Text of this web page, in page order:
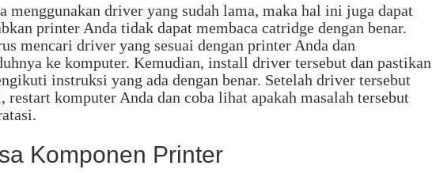
menggunakan driver yang sudah lama, maka hal ini juga dapat
printer Anda tidak dapat membaca catridge dengan benar.
mencari driver yang sesuai dengan printer Anda dan
ke komputer. Kemudian, install driver tersebut dan pastikan
instruksi yang ada dengan benar. Setelah driver tersebut
restart komputer Anda dan coba lihat apakah masalah tersebut
Komponen Printer